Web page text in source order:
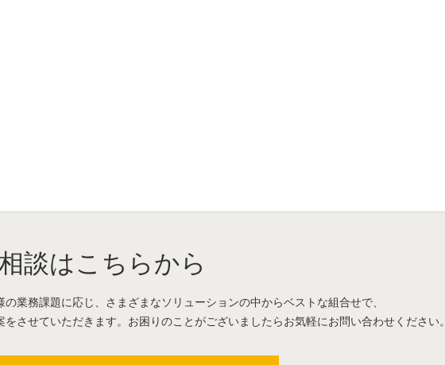
談はこちらから
の業務課題に応じ、さまざまなソリューションの中からベストな組合せで、
をさせていただきます。お困りのことがございましたらお気軽にお問い合わせください。